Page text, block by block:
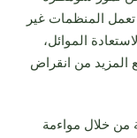
المنظمات غير
الموائل،
المزيد من انقراض
من خلال مواءمة